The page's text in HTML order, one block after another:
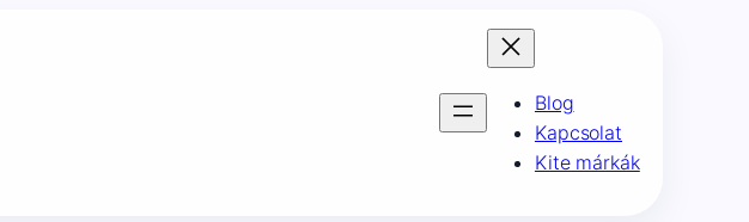
Blog
Kapcsolat
Kite márkák